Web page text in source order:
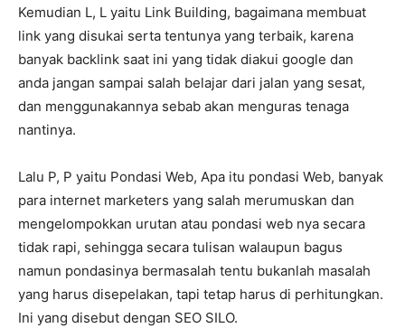
Kemudian L, L yaitu Link Building, bagaimana membuat
link yang disukai serta tentunya yang terbaik, karena
banyak backlink saat ini yang tidak diakui google dan
anda jangan sampai salah belajar dari jalan yang sesat,
dan menggunakannya sebab akan menguras tenaga
nantinya.
Lalu P, P yaitu Pondasi Web, Apa itu pondasi Web, banyak
para internet marketers yang salah merumuskan dan
mengelompokkan urutan atau pondasi web nya secara
tidak rapi, sehingga secara tulisan walaupun bagus
namun pondasinya bermasalah tentu bukanlah masalah
yang harus disepelakan, tapi tetap harus di perhitungkan.
Ini yang disebut dengan SEO SILO.